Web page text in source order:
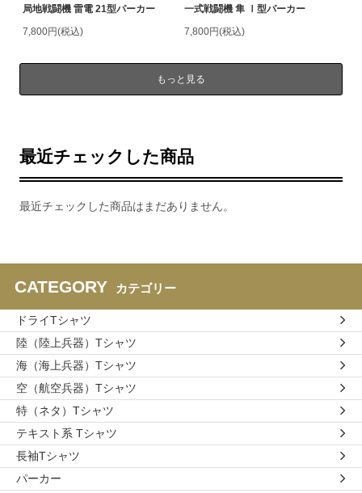
局地戦闘機 雷電 21型パーカー
7,800円(税込)
一式戦闘機 隼 Ⅰ型パーカー
7,800円(税込)
もっと見る
最近チェックした商品
最近チェックした商品はまだありません。
CATEGORY カテゴリー
ドライTシャツ
陸（陸上兵器）Tシャツ
海（海上兵器）Tシャツ
空（航空兵器）Tシャツ
特（ネタ）Tシャツ
テキスト系 Tシャツ
長袖Tシャツ
パーカー